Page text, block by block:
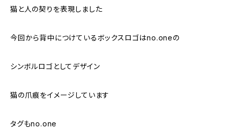
猫と人の契りを表現しました
今回から背中につけているボックスロゴはno.oneの
シンボルロゴとしてデザイン
猫の爪痕をイメージしています
タグもno.one